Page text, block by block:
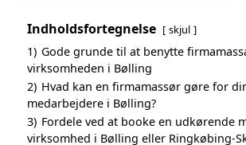
Indholdsfortegnelse skjul
1) Gode grunde til at benytte
virksomheden i Bølling
2) Hvad kan en firmamassør gøre for
medarbejdere i Bølling?
3) Fordele ved at booke en udkørende
virksomhed i Bølling eller Ringkøbing-